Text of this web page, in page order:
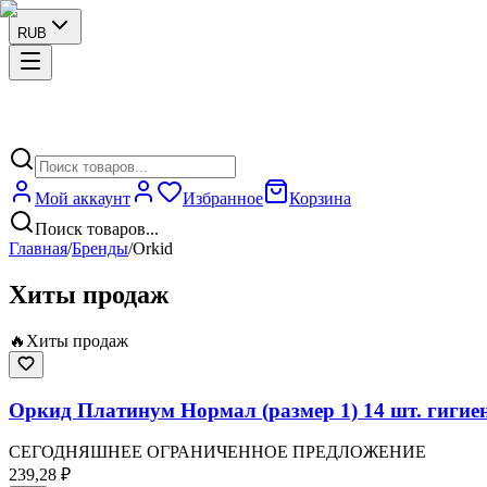
RUB
Мой аккаунт Избранное
Корзина
Поиск товаров...
Главная/Бренды/Orkid
Хиты продаж
🔥 Хиты продаж
Оркид Платинум Нормал (размер 1) 14 шт.
СЕГОДНЯШНЕЕ ОГРАНИЧЕННОЕ ПРЕДЛОЖЕНИЕ
239,28 ₽